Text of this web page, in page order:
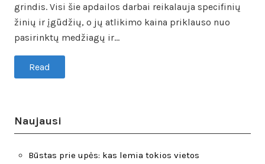
grindis. Visi šie apdailos darbai reikalauja specifinių
žinių ir įgūdžių, o jų atlikimo kaina priklauso nuo
pasirinktų medžiagų ir…
Read
Naujausi
Būstas prie upės: kas lemia tokios vietos